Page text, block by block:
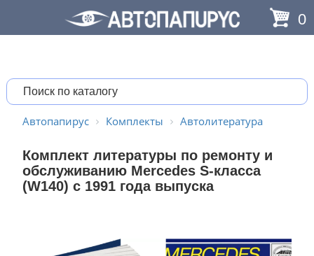
0
Автопапирус Комплекты Автолитература
Комплект литературы по ремонту и
обслуживанию Mercedes S-класса
(W140) с 1991 года выпуска